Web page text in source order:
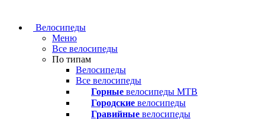
Велосипеды
Меню
Все велосипеды
По типам
Велосипеды
Все велосипеды
Горные велосипеды MTB
Городские велосипеды
Гравийные велосипеды